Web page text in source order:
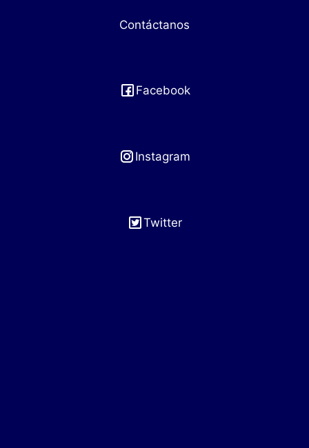
Contáctanos
Facebook
Instagram
Twitter